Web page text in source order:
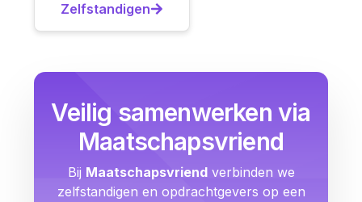
Zelfstandigen
Veilig samenwerken via
Maatschapsvriend
Bij Maatschapsvriendverbinden we
zelfstandigen en opdrachtgevers op een